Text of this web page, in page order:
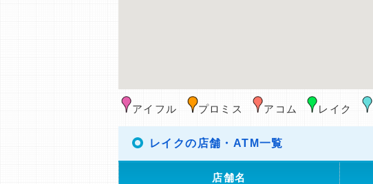
アイフル プロミス アコム レイク
レイクの店舗・ATM一覧
店舗名